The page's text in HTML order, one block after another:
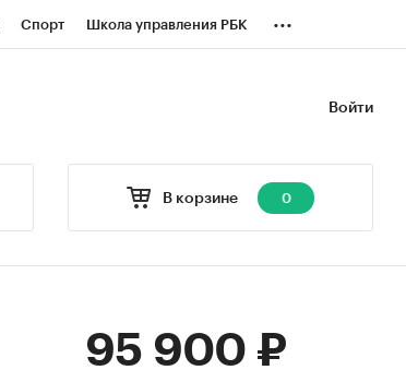
Спорт Школа управления РБК ...
Войти
В корзине 0
95 900 ₽